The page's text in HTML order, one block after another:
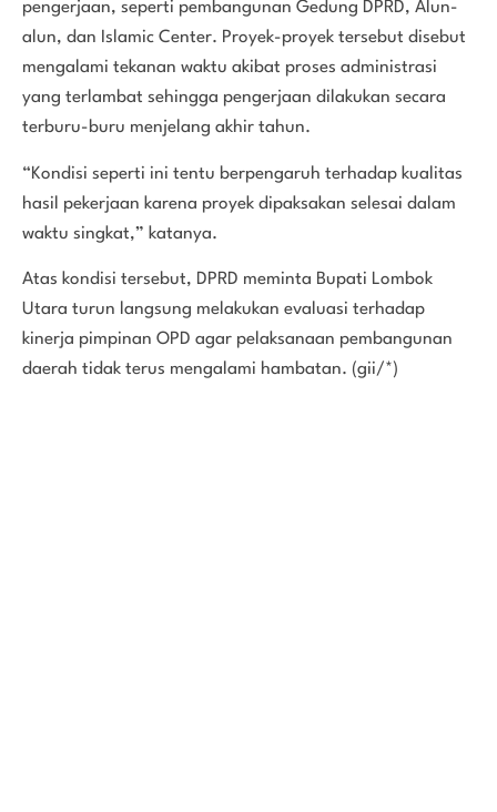
pengerjaan, seperti pembangunan Gedung DPRD, Alun-
alun, dan Islamic Center. Proyek-proyek tersebut disebut
mengalami tekanan waktu akibat proses administrasi
yang terlambat sehingga pengerjaan dilakukan secara
terburu-buru menjelang akhir tahun.
“Kondisi seperti ini tentu berpengaruh terhadap kualitas
hasil pekerjaan karena proyek dipaksakan selesai dalam
waktu singkat,” katanya.
Atas kondisi tersebut, DPRD meminta Bupati Lombok
Utara turun langsung melakukan evaluasi terhadap
kinerja pimpinan OPD agar pelaksanaan pembangunan
daerah tidak terus mengalami hambatan. (gii/*)